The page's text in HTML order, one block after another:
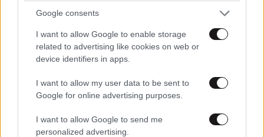
Google consents
I want to allow Google to enable storage
related to advertising like cookies on web or
device identifiers in apps.
I want to allow my user data to be sent to
Google for online advertising purposes.
I want to allow Google to send me
personalized advertising.